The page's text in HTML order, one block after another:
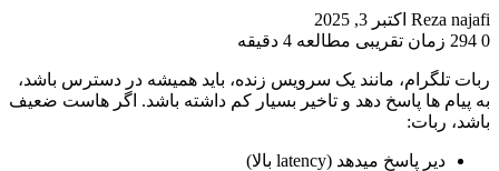
Reza najafi ارسال
به
اکتبر 3, 2025
0
زمان تقریبی مطالعه 4 دقیقه
ربات تلگرام، مانند یک سرویس زنده، باید همیشه در دسترس باشد،
به پیام ها پاسخ دهد و تاخیر بسیار کم داشته باشد. اگر هاست ضعیف
باشد، ربات:
دیر پاسخ میدهد (latency بالا)